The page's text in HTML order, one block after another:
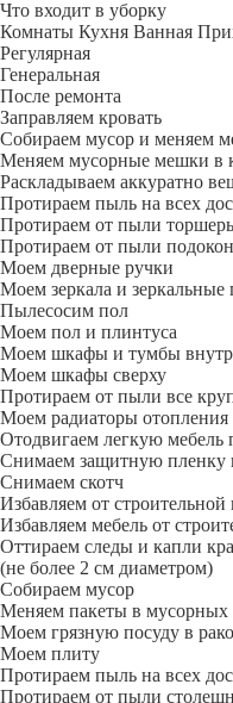
Что входит в уборку
Регу­лярная
Гене­ральная
После ремонта
Заправляем кровать
Собираем мусор и меняем
Меняем мусорные мешки в
Раскладываем аккуратно
Протираем пыль на всех
Протираем от пыли
Протираем от пыли
Моем дверные ручки
Моем зеркала и зеркальные
Пылесосим пол
Моем пол и плинтуса
Моем шкафы и тумбы
Моем шкафы сверху
Протираем от пыли все
Моем радиаторы отопления
Отодвигаем легкую мебель
Снимаем защитную пленку
Снимаем скотч
Избавляем от
Избавляем мебель от
Оттираем следы и капли
(не более 2 см диаметром)
Собираем мусор
Меняем пакеты в мусорных
Моем грязную посуду в
Моем плиту
Протираем пыль на всех
Протираем от пыли